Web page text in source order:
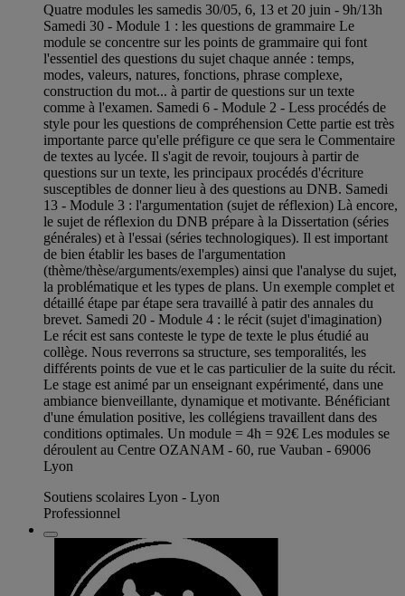
Quatre modules les samedis 30/05, 6, 13 et 20 juin - 9h/13h
Samedi 30 - Module 1 : les questions de grammaire Le
module se concentre sur les points de grammaire qui font
l'essentiel des questions du sujet chaque année : temps,
modes, valeurs, natures, fonctions, phrase complexe,
construction du mot... à partir de questions sur un texte
comme à l'examen. Samedi 6 - Module 2 - Less procédés de
style pour les questions de compréhension Cette partie est très
importante parce qu'elle préfigure ce que sera le Commentaire
de textes au lycée. Il s'agit de revoir, toujours à partir de
questions sur un texte, les principaux procédés d'écriture
susceptibles de donner lieu à des questions au DNB. Samedi
13 - Module 3 : l'argumentation (sujet de réflexion) Là encore,
le sujet de réflexion du DNB prépare à la Dissertation (séries
générales) et à l'essai (séries technologiques). Il est important
de bien établir les bases de l'argumentation
(thème/thèse/arguments/exemples) ainsi que l'analyse du sujet,
la problématique et les types de plans. Un exemple complet et
détaillé étape par étape sera travaillé à patir des annales du
brevet. Samedi 20 - Module 4 : le récit (sujet d'imagination)
Le récit est sans conteste le type de texte le plus étudié au
collège. Nous reverrons sa structure, ses temporalités, les
différents points de vue et le cas particulier de la suite du récit.
Le stage est animé par un enseignant expérimenté, dans une
ambiance bienveillante, dynamique et motivante. Bénéficiant
d'une émulation positive, les collégiens travaillent dans des
conditions optimales. Un module = 4h = 92€ Les modules se
déroulent au Centre OZANAM - 60, rue Vauban - 69006
Lyon
Soutiens scolaires Lyon - Lyon
Professionnel